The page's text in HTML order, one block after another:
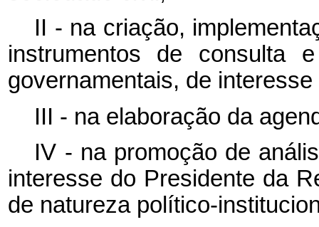
II - na criação,
instrumentos de consulta
governamentais, de
III - na elaboração da
IV - na promoção de
interesse do Presidente da
de natureza político-